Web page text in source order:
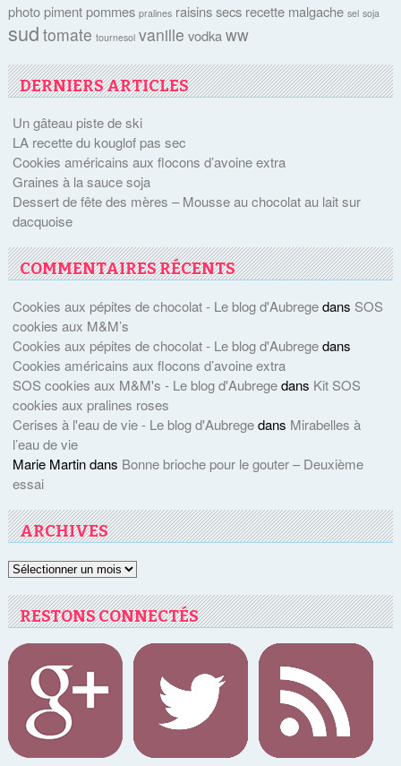
photo piment pommes pralines raisins secs recette malgache sel soja
sud tomate tournesol vanille vodka ww
DERNIERS ARTICLES
Un gâteau piste de ski
LA recette du kouglof pas sec
Cookies américains aux flocons d’avoine extra
Graines à la sauce soja
Dessert de fête des mères – Mousse au chocolat au lait sur
dacquoise
COMMENTAIRES RÉCENTS
Cookies aux pépites de chocolat - Le blog d'Aubregedans SOS
cookies aux M&M’s
Cookies aux pépites de chocolat - Le blog d'Aubregedans
Cookies américains aux flocons d’avoine extra
SOS cookies aux M&M's - Le blog d'Aubregedans Kit SOS
cookies aux pralines roses
Cerises à l'eau de vie - Le blog d'Aubregedans Mirabelles à
l’eau de vie
Marie Martindans Bonne brioche pour le gouter – Deuxième
essai
ARCHIVES
Archives
RESTONS CONNECTÉS